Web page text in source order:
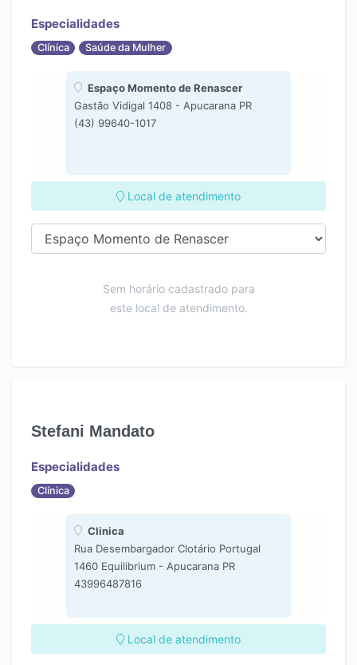
Especialidades
Clínica Saúde da Mulher
Espaço Momento de Renascer
Gastão Vidigal 1408 - Apucarana PR
(43) 99640-1017
Local de atendimento
Sem horário cadastrado para
este local de atendimento.
Stefani Mandato
Especialidades
Clínica
Clinica
Rua Desembargador Clotário Portugal
1460 Equilibrium - Apucarana PR
43996487816
Local de atendimento